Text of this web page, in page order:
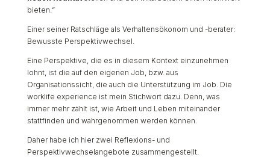
bieten.“
Einer seiner Ratschläge als Verhaltensökonom und -berater:
Bewusste Perspektivwechsel.
Eine Perspektive, die es in diesem Kontext einzunehmen
lohnt, ist die auf den eigenen Job, bzw. aus
Organisationssicht, die auch die Unterstützung im Job. Die
worklife experience ist mein Stichwort dazu. Denn, was
immer mehr zählt ist, wie Arbeit und Leben miteinander
stattfinden und wahrgenommen werden können.
Daher habe ich hier zwei Reflexions- und
Perspektivwechselangebote zusammengestellt.